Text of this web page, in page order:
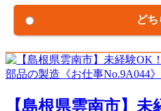
ど
【島根県雲南市】